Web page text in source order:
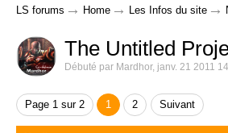
LS forums → Home → Les Infos du site →
The Untitled
Débuté par Mardhor, janv. 21 2011
Page 1 sur 2 1 2 Suivant